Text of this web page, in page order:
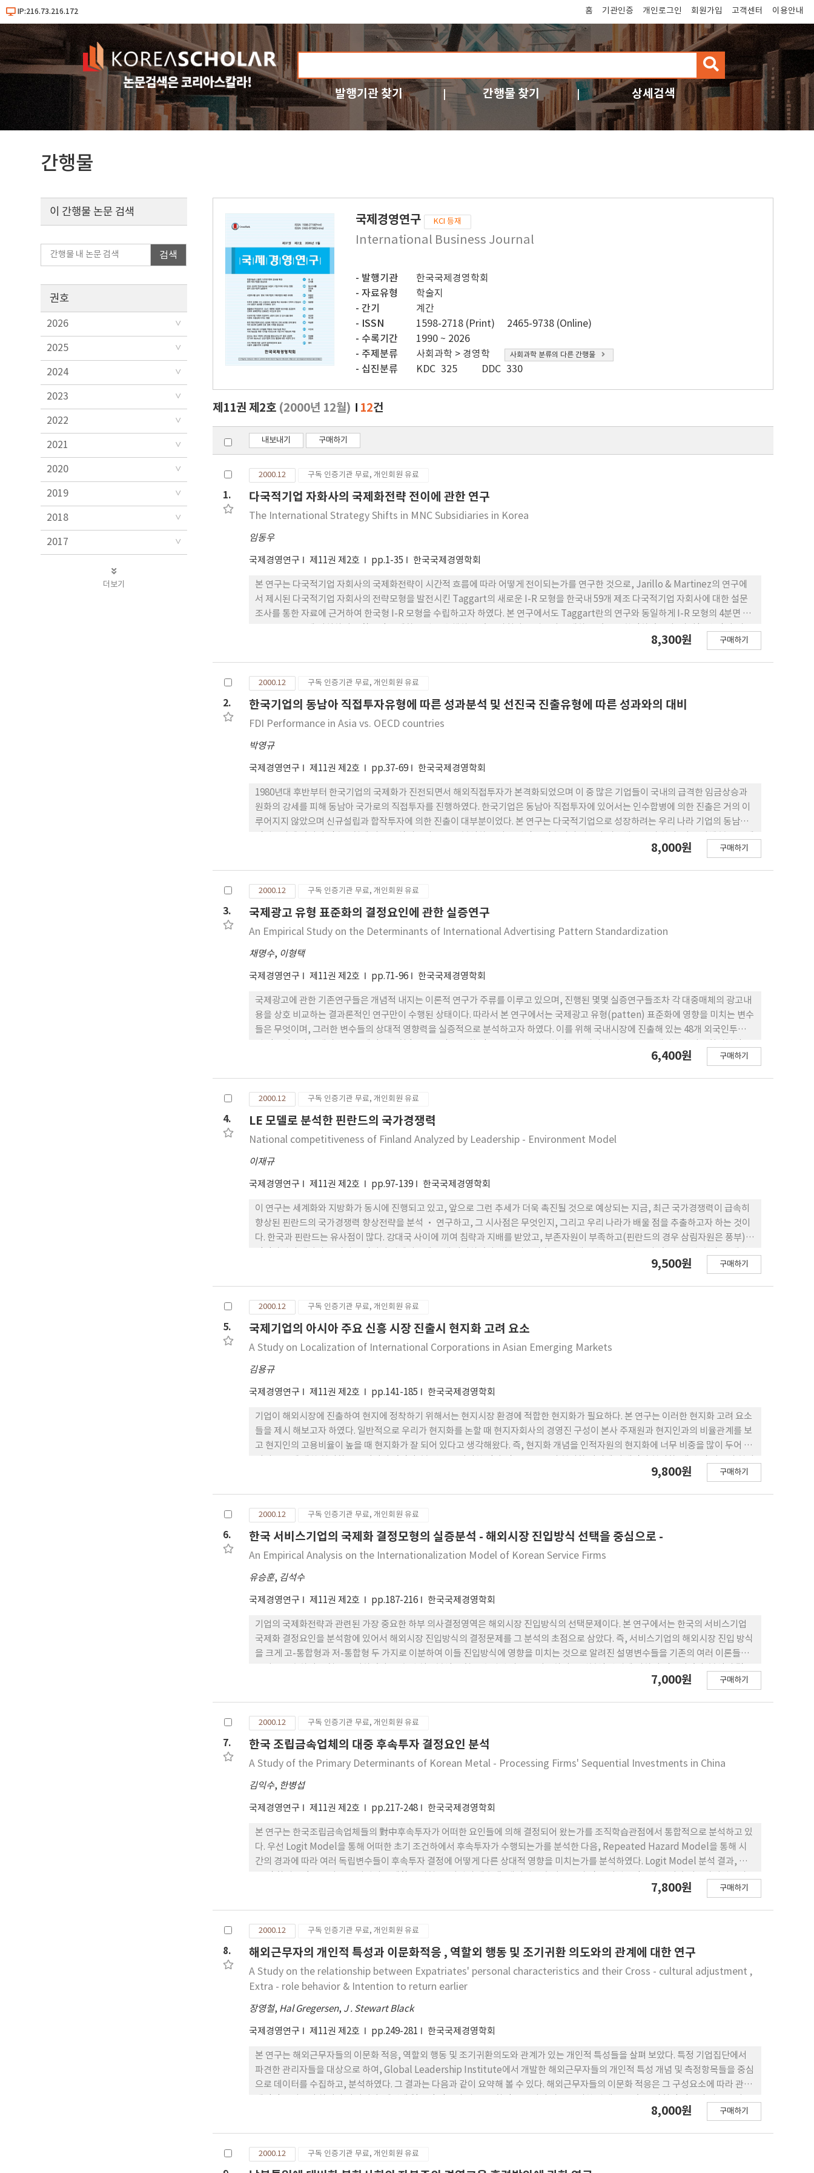
IP:216.73.216.172 홈 기관인증 개인로그인 회원가입 고객센터 이용안내
검
색
발행기관 찾기 간행물 찾기 상세검색
간행물
국제경영연구 KCI 등재
International Business Journal
발행기관
한국국제경영학회
자료유형
학술지
간기
계간
ISSN
1598-2718 (Print)
2465-9738 (Online)
수록기간
1990 ~ 2026
주제분류
사회과학 > 경영학 사회과학 분류의 다른 간행물
십진분류 KDC 325 DDC 330
이 간행물 논문 검색
검색
권호
2026
2025
2024
2023
2022
2021
2020
2019
2018
2017
더보기
제11권 제2호 (2000년 12월) 12건
내보내기 구매하기
1.
2000.12 구독 인증기관 무료, 개인회원 유료
다국적기업 자화사의 국제화전략 전이에 관한 연구
The International Strategy Shifts in MNC Subsidiaries in Korea
임동우
국제경영연구 제11권 제2호 pp.1-35 한국국제경영학회
본 연구는 다국적기업 자회사의 국제화전략이 시간적 흐름에 따라 어떻게 전이되는가를 연구한 것으로, Jarillo & Martinez의 연구에
서 제시된 다국적기업 자회사의 전략모형을 발전시킨 Taggart의 새로운 I-R 모형을 한국내 59개 제조 다국적기업 자회사에 대한 설문
조사를 통한 자료에 근거하여 한국형 I-R 모형을 수립하고자 하였다. 본 연구에서도 Taggart란의 연구와 동일하게 I-R 모형의 4분면 중
한 현재의 국제화전략 전이는 선행연구와는 달리 상당히 큰 변화의 폭을 나타내고 있음을 알 수 있었다. 이러한 변화를 주도하는 요인으
이와 더불어 선행연구에서와 동일하게 자회사의 국제화전략 변화는 진출시장에서 요구하는 기본적인 전략수행 차이에 기인하고 있다고
결론 짓는다.
8,300원 구매하기
2.
2000.12 구독 인증기관 무료, 개인회원 유료
한국기업의 동남아 직접투자유형에 따른 성과분석 및 선진국 진출유형에 따른 성과와의 대비
FDI Performance in Asia vs. OECD countries
박영규
국제경영연구 제11권 제2호 pp.37-69 한국국제경영학회
1980년대 후반부터 한국기업의 국제화가 진전되면서 해외직접투자가 본격화되었으며 이 중 많은 기업들이 국내의 급격한 임금상승과
원화의 강세를 피해 동남아 국가로의 직접투자를 진행하였다. 한국기업은 동남아 직접투자에 있어서는 인수합병에 의한 진출은 거의 이
루어지지 않았으며 신규설립과 합작투자에 의한 진출이 대부분이었다. 본 연구는 다국적기업으로 성장하려는 우리 나라 기업의 동남아
서는 지난 10여년간의 한국기업의 해외직접투자의 전개상황을 조사해 보고 주식시장의 효율성을 전제로 동남아 및 선진국시장 진출 공
신규설립에 의한 진출이 오히려 긍정적인 반응을 얻었으며 합작투자에 의한 진출은 해당기업 주가에 음의 누적초과수익률을 가져다주
는 부정적인 사건으로 확인되었다. 이러한 결과들은 투자자들이 동남아시장에는 선진국 시장에 비해 합작투자를 통해 얻을 수 있는 시너
시장에는 독자적으로 진출하여 현지경영을 할 수 있는 핵심역량을 갖춘 것으로 평가하고 있음을 보여주고 있는 것으로 해석된다.
8,000원 구매하기
3.
2000.12 구독 인증기관 무료, 개인회원 유료
국제광고 유형 표준화의 결정요인에 관한 실증연구
An Empirical Study on the Determinants of International Advertising Pattern Standardization
채명수, 이형택
국제경영연구 제11권 제2호 pp.71-96 한국국제경영학회
국제광고에 관한 기존연구들은 개념적 내지는 이론적 연구가 주류를 이루고 있으며, 진행된 몇몇 실증연구들조차 각 대중매체의 광고내
용을 상호 비교하는 결과론적인 연구만이 수행된 상태이다. 따라서 본 연구에서는 국제광고 유형(patten) 표준화에 영향을 미치는 변수
들은 무엇이며, 그러한 변수들의 상대적 영향력을 실증적으로 분석하고자 하였다. 이를 위해 국내시장에 진출해 있는 48개 외국인투자기
실시하였다. 다중회귀분석 결과, 제품관여도, 광고 기획시 최고경영자의 현지국 특성 고려정도, 현지자회사에 대한 본사의 통제정도 순
6,400원 구매하기
4.
2000.12 구독 인증기관 무료, 개인회원 유료
LE 모델로 분석한 핀란드의 국가경쟁력
National competitiveness of Finland Analyzed by Leadership - Environment Model
이재규
국제경영연구 제11권 제2호 pp.97-139 한국국제경영학회
이 연구는 세계화와 지방화가 동시에 진행되고 있고, 앞으로 그런 추세가 더욱 촉진될 것으로 예상되는 지금, 최근 국가경쟁력이 급속히
향상된 핀란드의 국가경쟁력 향상전략을 분석 · 연구하고, 그 시사점은 무엇인지, 그리고 우리 나라가 배울 점을 추출하고자 하는 것이
다. 한국과 핀란드는 유사점이 많다. 강대국 사이에 끼여 침략과 지배를 받았고, 부존자원이 부족하고(핀란드의 경우 삼림자원은 풍부),
화로 가지 않을 수 없었다. 그리고 지금까지 두 나라 모두 자본과 노동의 투입 증가를 통해 경제를 성장시켰고, 그 결과 세계시장의 수요조
화는 사적부문 즉 기업부문 외에는 해당되지 않는 것으로 생각하고 있었다. 정부는 계획을 세우고 자금을 지원하는 것으로 그 임무를 다
한 것으로 생각했다. 그러나 핀란드는 국가와 지방의 행정 그리고 공공단체에도 경영개념과 성과문화를 도입, 민관파트너십(private
하고, 미래의 변화에 적극적으로 대처했다. 그 결과가 지역별 특성화된 연구과학단지이다. 연구단지의 운영에 있어서도 적은 인력으로
효율성을 추구하고 그 성과를 평가받는다. 이 연구의 결과는 우리 나라의 국가경쟁력 향상에 많은 시사점을 제공할 것으로 생각된다 .
9,500원 구매하기
5.
2000.12 구독 인증기관 무료, 개인회원 유료
국제기업의 아시아 주요 신흥 시장 진출시 현지화 고려 요소
A Study on Localization of International Corporations in Asian Emerging Markets
김용규
국제경영연구 제11권 제2호 pp.141-185 한국국제경영학회
기업이 해외시장에 진출하여 현지에 정착하기 위해서는 현지시장 환경에 적합한 현지화가 필요하다. 본 연구는 이러한 현지화 고려 요소
들을 제시 해보고자 하였다. 일반적으로 우리가 현지화를 논할 때 현지자회사의 경영진 구성이 본사 주재원과 현지인과의 비율관계를 보
고 현지인의 고용비율이 높을 때 현지화가 잘 되어 있다고 생각해왔다. 즉, 현지화 개념을 인적자원의 현지화에 너무 비중을 많이 두어 나
화, 자본조달의 현지화, 조직의 현지화, 현지사회와의 융화로 세분하여 해당내용별로 현지화 내용을 제시하였다9,800원 구매하기
6.
2000.12 구독 인증기관 무료, 개인회원 유료
한국 서비스기업의 국제화 결정모형의 실증분석 - 해외시장 진입방식 선택을 중심으로 -
An Empirical Analysis on the Internationalization Model of Korean Service Firms
유승훈, 김석수
국제경영연구 제11권 제2호 pp.187-216 한국국제경영학회
기업의 국제화전략과 관련된 가장 중요한 하부 의사결정영역은 해외시장 진입방식의 선택문제이다. 본 연구에서는 한국의 서비스기업
국제화 결정요인을 분석함에 있어서 해외시장 진입방식의 결정문제를 그 분석의 초점으로 삼았다. 즉, 서비스기업의 해외시장 진입 방식
을 크게 고-통합형과 저-통합형 두 가지로 이분하여 이들 진입방식에 영향을 미치는 것으로 알려진 설명변수들을 기존의 여러 이론들을
과, 수요의 불확실성, 경쟁우위의 정도, 국제적 경험의 폭, 서비스의 소프트성 요인이 한국 서비스기업의 해외시장 진입방식의 선택에 중
7,000원 구매하기
7.
2000.12 구독 인증기관 무료, 개인회원 유료
한국 조립금속업체의 대중 후속투자 결정요인 분석
A Study of the Primary Determinants of Korean Metal - Processing Firms' Sequential Investments in China
김익수, 한병섭
국제경영연구 제11권 제2호 pp.217-248 한국국제경영학회
본 연구는 한국조립금속업체들의 對中후속투자가 어떠한 요인들에 의해 결정되어 왔는가를 조직학습관점에서 통합적으로 분석하고 있
다. 우선 Logit Model을 통해 어떠한 초기 조건하에서 후속투자가 수행되는가를 분석한 다음, Repeated Hazard Model을 통해 시
간의 경과에 따라 여러 독립변수들이 후속투자 결정에 어떻게 다른 상대적 영향을 미치는가를 분석하였다. Logit Model 분석 결과, 시
후속투자 결정에 더 유의한 영향을 미치는 것으로 나타났다. Repeated Hazard Model 분석 결과, 기업요인의 경우 조직학습을 통한
미치고 있는 것으로 분석되었다. 즉, 모기업의 국제화 경험이 많을수록, 자회사의 현지시장 경험이 많을수록, 그리고 대기업에 속해 있는
자회사일수록 모기업과 여타 계열사의 국제화 경험·지식 등의 활용가능성이 높아 후속투자 가능성이 더 높음을 알 수 있었다. 반면 시장
응하면서 후속투자를 행한다는 것을 알 수 있었다.
7,800원 구매하기
8.
2000.12 구독 인증기관 무료, 개인회원 유료
해외근무자의 개인적 특성과 이문화적응 , 역할외 행동 및 조기귀환 의도와의 관계에 대한 연구
A Study on the relationship between Expatriates' personal characteristics and their Cross - cultural adjustment ,
Extra - role behavior & Intention to return earlier
장영철, Hal Gregersen, J . Stewart Black
국제경영연구 제11권 제2호 pp.249-281 한국국제경영학회
본 연구는 해외근무자들의 이문화 적응, 역할외 행동 및 조기귀환의도와 관계가 있는 개인적 특성들을 살펴 보았다. 특정 기업집단에서
파견한 관리자들을 대상으로 하여, Global Leadership Institute에서 개발한 해외근무자들의 개인적 특성 개념 및 측정항목들을 중심
으로 데이터를 수집하고, 분석하였다. 그 결과는 다음과 같이 요약해 볼 수 있다. 해외근무자들의 이문화 적응은 그 구성요소에 따라 관련
성과 학습지향성이 한계적이나마 관계가 있는 것으로 나타났으며, 직무적응의 경우에는 다면적 리더십과 학습지향성이 통계적으로 유
성은 한계적이나마 관계가 있는 것으로 나타났다. 끝으로 이러한 연구결과가 갖고 있는 한계, 시사점 및 향후 연구과제들에 대한 논의를
8,000원 구매하기
2000.12 구독 인증기관 무료, 개인회원 유료